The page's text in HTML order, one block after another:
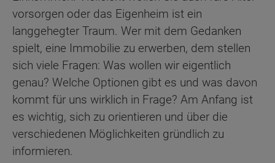
vorsorgen oder das Eigenheim ist ein
langgehegter Traum. Wer mit dem Gedanken
spielt, eine Immobilie zu erwerben, dem stellen
sich viele Fragen: Was wollen wir eigentlich
genau? Welche Optionen gibt es und was davon
kommt für uns wirklich in Frage? Am Anfang ist
es wichtig, sich zu orientieren und über die
verschiedenen Möglichkeiten gründlich zu
informieren.